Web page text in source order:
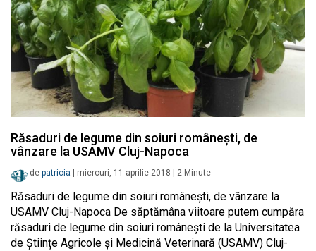
Răsaduri de legume din soiuri românești, de
vânzare la USAMV Cluj-Napoca
de patricia miercuri, 11 aprilie 2018 2 Minute
Răsaduri de legume din soiuri românești, de vânzare la
USAMV Cluj-Napoca De săptămâna viitoare putem cumpăra
răsaduri de legume din soiuri românești de la Universitatea
de Științe Agricole și Medicină Veterinară (USAMV) Cluj-